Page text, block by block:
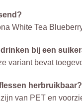
White Tea
bij een
variant bevat
herbruikbaar?
van PET en